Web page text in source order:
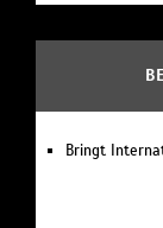
Bringt